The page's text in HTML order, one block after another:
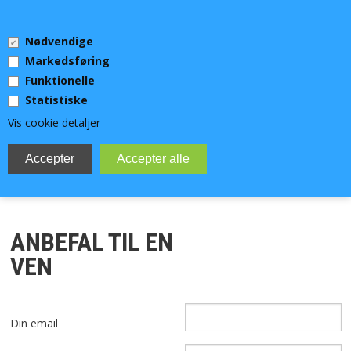
Nødvendige
Markedsføring
Funktionelle
Statistiske
Vis cookie detaljer
MENU
TEKNISK DYKKERUDSTYR
VIDEOLYS OG LYGTER
ANBEFAL TIL EN
VEN
Din email